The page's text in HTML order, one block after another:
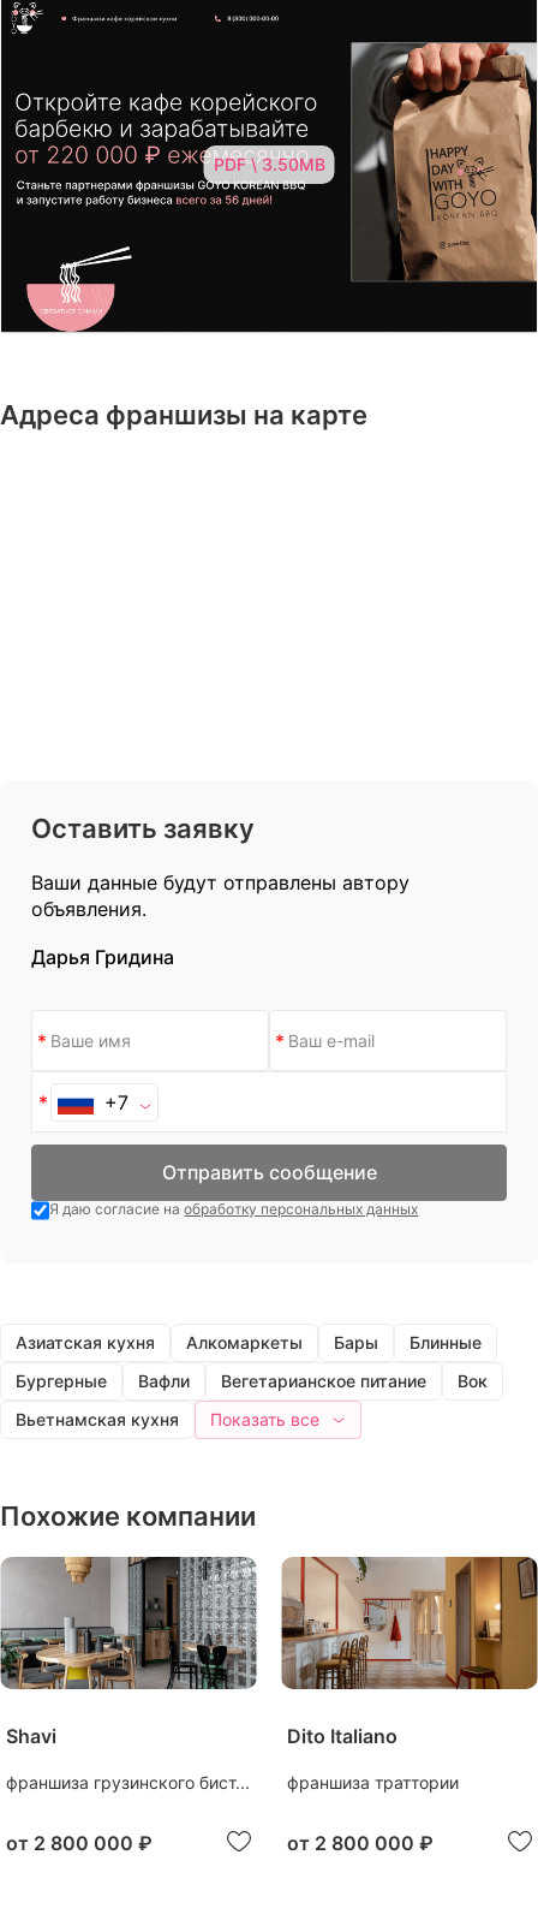
PDF \ 3.50MB
Адреса франшизы на карте
Оставить заявку
Ваши данные будут отправлены автору
объявления.
Дарья Гридина
+7
Отправить сообщение
Я даю согласие наобработку персональных данных
Азиатская кухня Алкомаркеты Бары
Блинные
Бургерные
Вафли Вегетарианское питание
Вок
Вьетнамская кухня
Показать все
Похожие компании
Shavi
франшиза грузинского бист...
от 2 800 000 ₽
Dito Italiano
франшиза траттории
от 2 800 000 ₽